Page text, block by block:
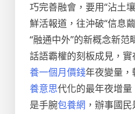
巧完善融會，要用“沾土
鮮活報道，往沖破“信息
“融通中外”的新概念新
話語霸權的刻板成見，
養一個月價錢年夜變量
養意思代化的最年夜增
是手腕包養網 ，辦事國